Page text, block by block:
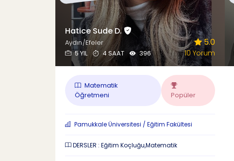
Hatice Sude D.
Aydın/Efeler
5 YIL
4 SAAT 396
5.0
10 Yorum
Matematik
Öğretmeni
Popüler
Pamukkale Üniversitesi / Eğitim Fakültesi
DERSLER : Eğitim Koçluğu,Matematik